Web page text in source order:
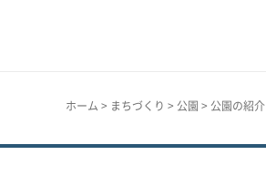
ホーム > まちづくり > 公園 > 公園の紹介